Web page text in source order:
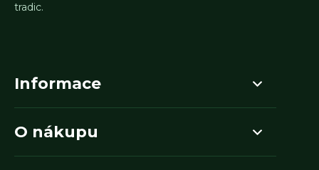
tradic.
Informace
O nákupu